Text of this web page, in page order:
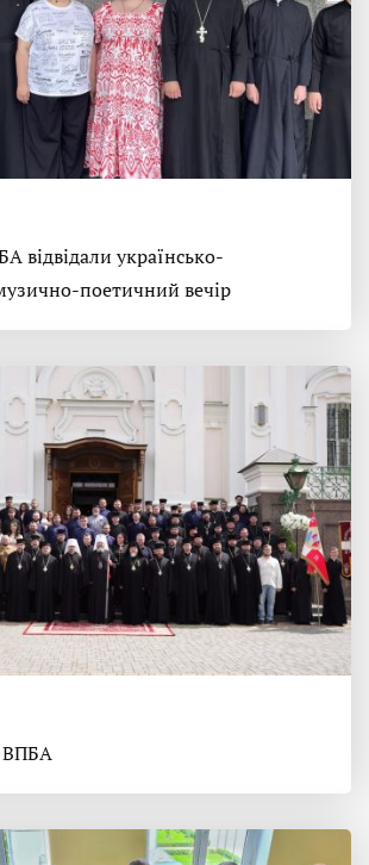
відвідали українсько-
поетичний вечір
ВПБА